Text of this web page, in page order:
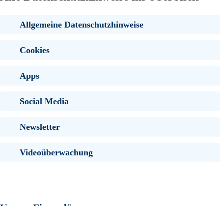
Allgemeine Datenschutzhinweise
Cookies
Apps
Social Media
Newsletter
Videoüberwachung